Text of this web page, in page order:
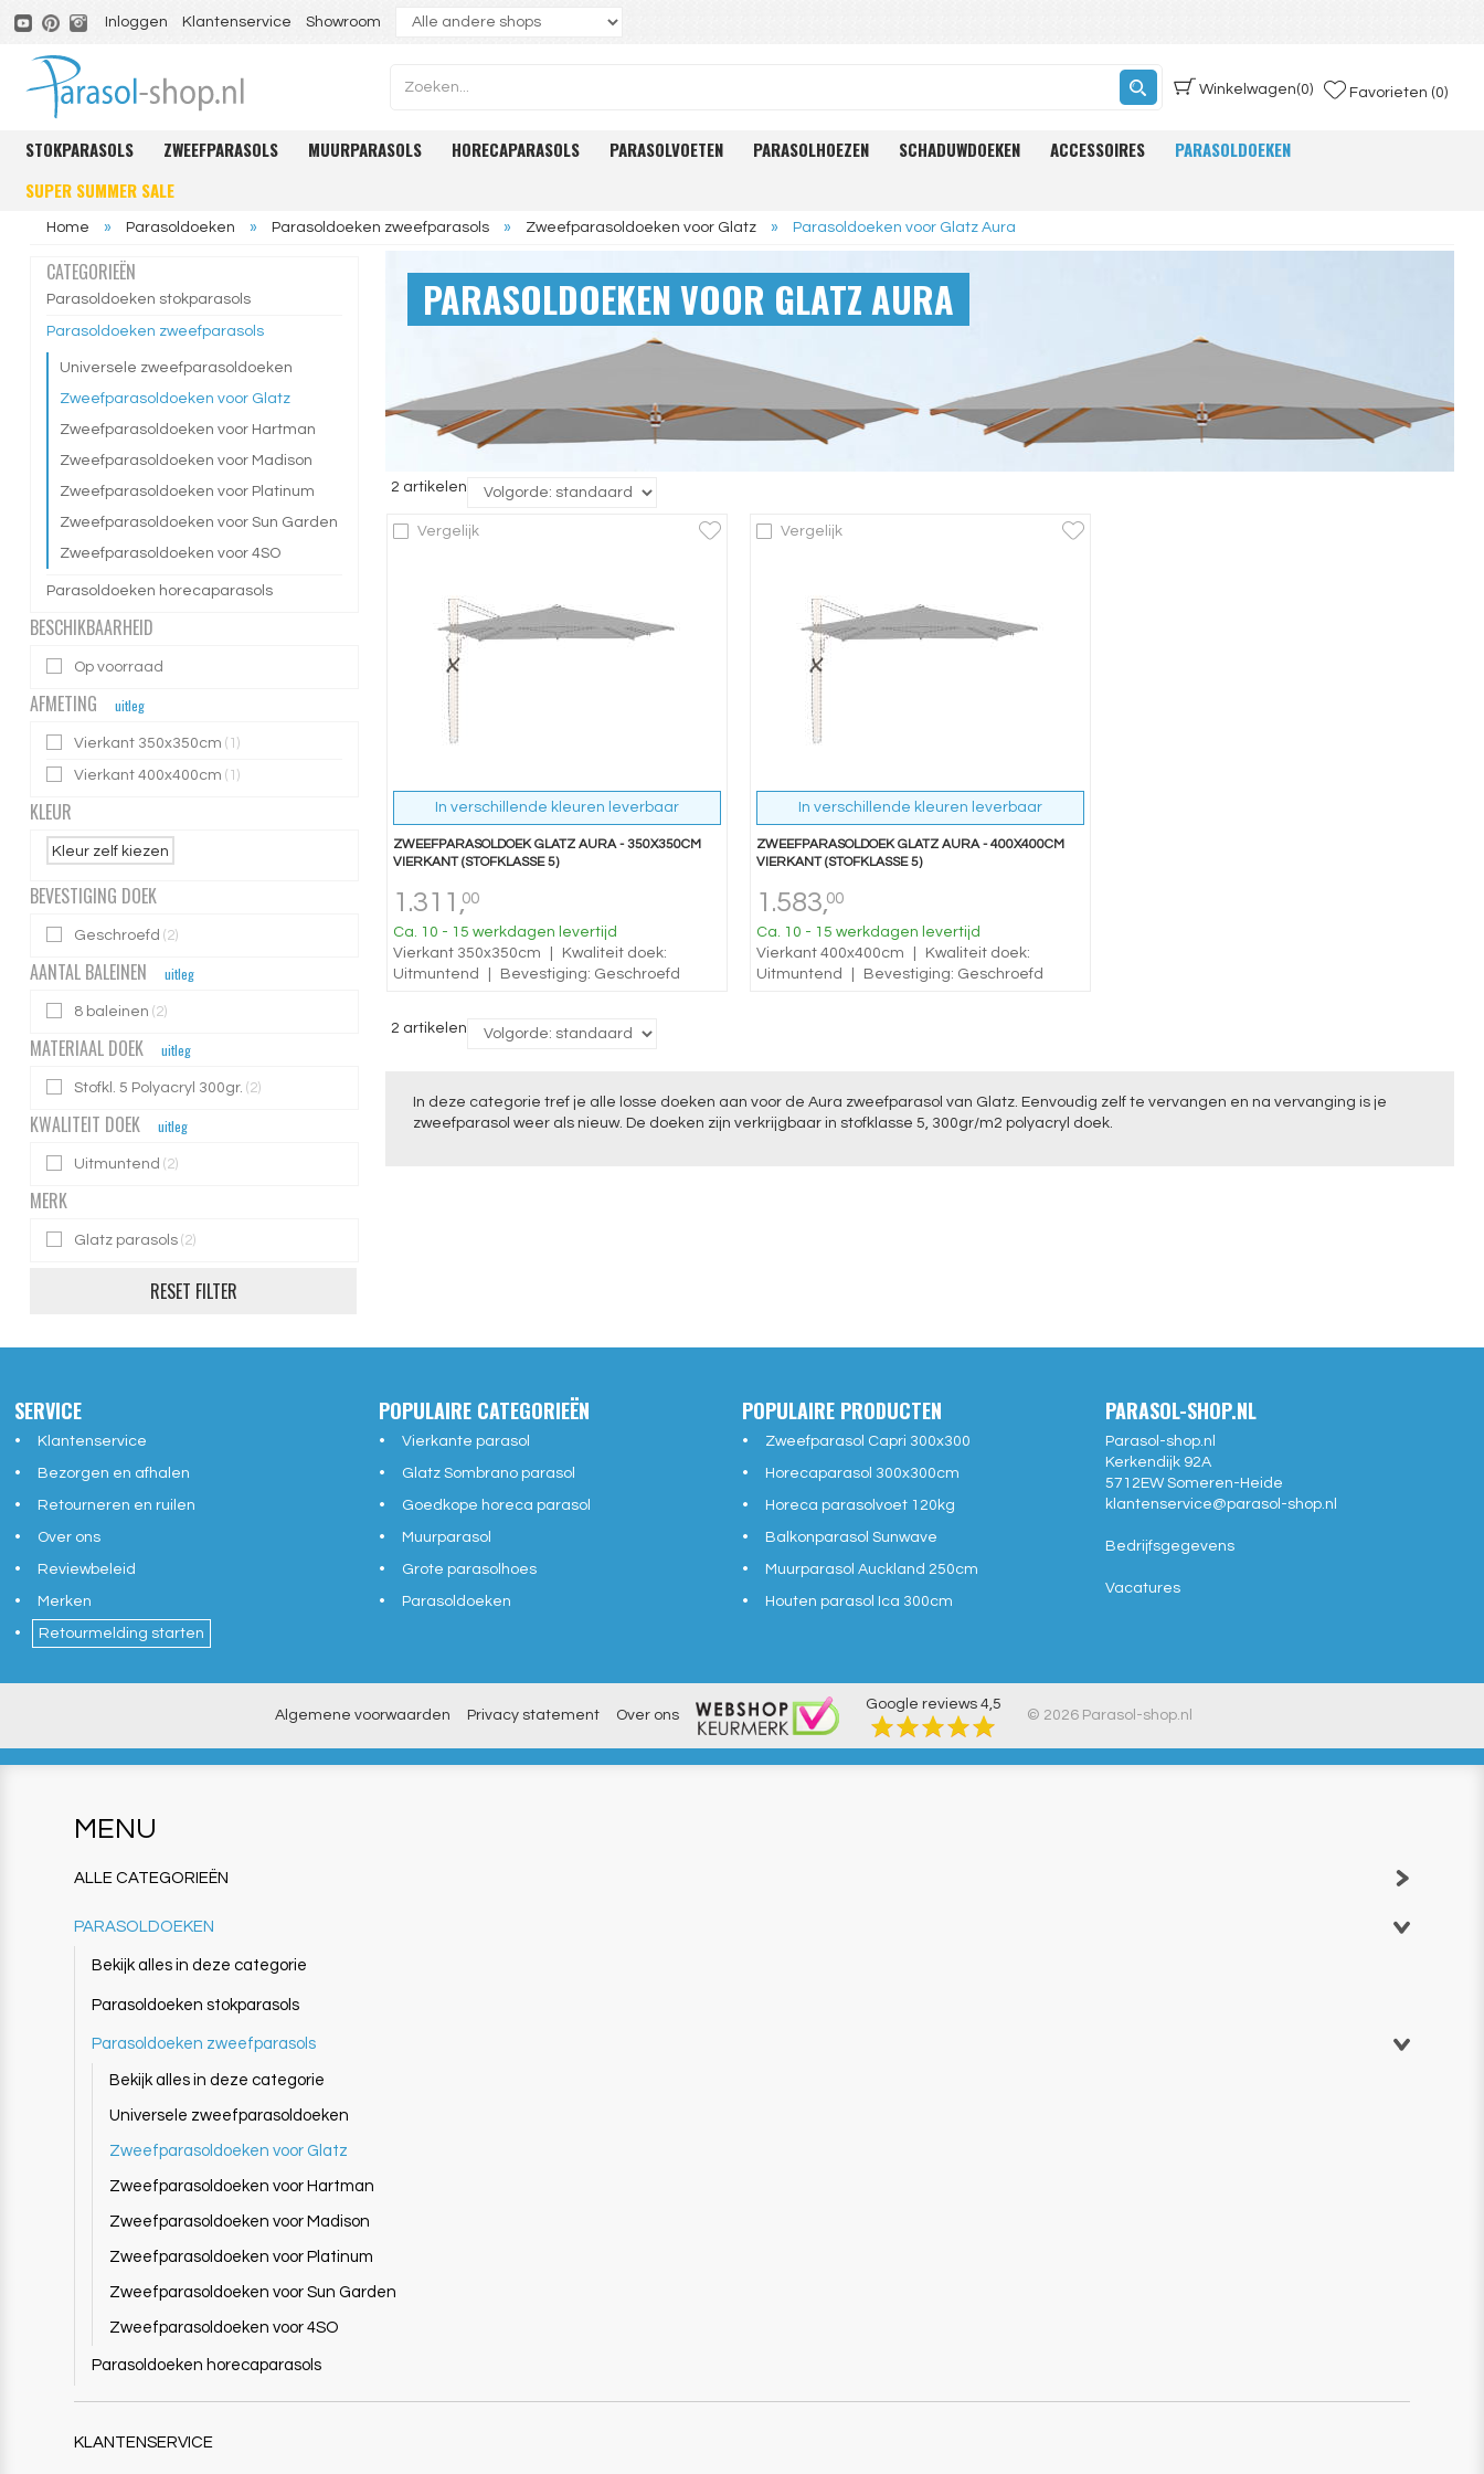
Inloggen Klantenservice Showroom
Winkelwagen(0) Favorieten (0)
STOKPARASOLS ZWEEFPARASOLS MUURPARASOLS HORECAPARASOLS PARASOLVOETEN PARASOLHOEZEN SCHADUWDOEKEN ACCESSOIRES
PARASOLDOEKEN
SUPER SUMMER SALE
Home » Parasoldoeken » Parasoldoeken zweefparasols » Zweefparasoldoeken voor Glatz » Parasoldoeken voor Glatz Aura
CATEGORIEËN
Parasoldoeken stokparasols
Parasoldoeken zweefparasols
Universele zweefparasoldoeken
Zweefparasoldoeken voor Glatz
Zweefparasoldoeken voor Hartman
Zweefparasoldoeken voor Madison
Zweefparasoldoeken voor Platinum
Zweefparasoldoeken voor Sun Garden
Zweefparasoldoeken voor 4SO
Parasoldoeken horecaparasols
BESCHIKBAARHEID
Op voorraad
AFMETING uitleg
Vierkant 350x350cm(1)
Vierkant 400x400cm(1)
KLEUR
Kleur zelf kiezen
BEVESTIGING DOEK
Geschroefd(2)
AANTAL BALEINEN uitleg
8 baleinen(2)
MATERIAAL DOEK uitleg
Stofkl. 5 Polyacryl 300gr.(2)
KWALITEIT DOEK uitleg
Uitmuntend(2)
MERK
Glatz parasols(2)
RESET FILTER
PARASOLDOEKEN VOOR GLATZ AURA
2 artikelen
Vergelijk
In verschillende kleuren leverbaar
ZWEEFPARASOLDOEK GLATZ AURA - 350X350CM
VIERKANT (STOFKLASSE 5)
1.311,00
Ca. 10 - 15 werkdagen levertijd
Vierkant 350x350cm
Kwaliteit doek:
Uitmuntend
Bevestiging: Geschroefd
Vergelijk
In verschillende kleuren leverbaar
ZWEEFPARASOLDOEK GLATZ AURA - 400X400CM
VIERKANT (STOFKLASSE 5)
1.583,00
Ca. 10 - 15 werkdagen levertijd
Vierkant 400x400cm
Kwaliteit doek:
Uitmuntend
Bevestiging: Geschroefd
2 artikelen
In deze categorie tref je alle losse doeken aan voor de Aura zweefparasol van Glatz. Eenvoudig zelf te vervangen en na vervanging is je
zweefparasol weer als nieuw. De doeken zijn verkrijgbaar in stofklasse 5, 300gr/m2 polyacryl doek.
SERVICE
Klantenservice
Bezorgen en afhalen
Retourneren en ruilen
Over ons
Reviewbeleid
Merken
Retourmelding starten
POPULAIRE CATEGORIEËN
Vierkante parasol
Glatz Sombrano parasol
Goedkope horeca parasol
Muurparasol
Grote parasolhoes
Parasoldoeken
POPULAIRE PRODUCTEN
Zweefparasol Capri 300x300
Horecaparasol 300x300cm
Horeca parasolvoet 120kg
Balkonparasol Sunwave
Muurparasol Auckland 250cm
Houten parasol Ica 300cm
PARASOL-SHOP.NL
Parasol-shop.nl
Kerkendijk 92A
5712EW Someren-Heide
klantenservice@parasol-shop.nl
Bedrijfsgegevens
Vacatures
Algemene voorwaarden Privacy statement Over ons
Google reviews 4,5
© 2026 Parasol-shop.nl
MENU
ALLE CATEGORIEËN
PARASOLDOEKEN
Bekijk alles in deze categorie
Parasoldoeken stokparasols
Parasoldoeken zweefparasols
Bekijk alles in deze categorie
Universele zweefparasoldoeken
Zweefparasoldoeken voor Glatz
Zweefparasoldoeken voor Hartman
Zweefparasoldoeken voor Madison
Zweefparasoldoeken voor Platinum
Zweefparasoldoeken voor Sun Garden
Zweefparasoldoeken voor 4SO
Parasoldoeken horecaparasols
KLANTENSERVICE